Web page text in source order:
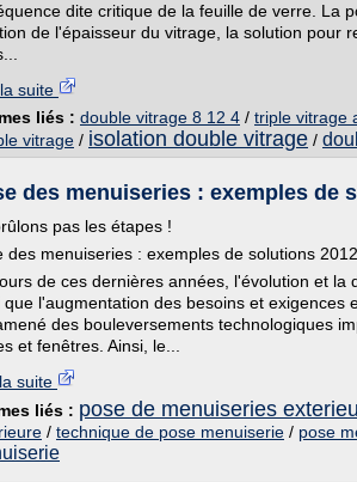
dite critique de la feuille de verre. La
de l'épaisseur du vitrage, la solution pour
suite
liés : double vitrage 8 12 4 / triple vitrage
vitrage / isolation double vitrage /
des menuiseries : exemples de
pas les étapes !
des menuiseries : exemples de solutions
de ces dernières années, l'évolution et la
que l'augmentation des besoins et exigences
des bouleversements technologiques
et fenêtres. Ainsi, le...
suite
liés : pose de menuiseries
/ technique de pose menuiserie / pose